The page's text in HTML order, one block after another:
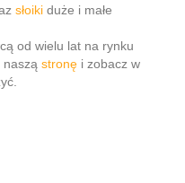
słoiki duże i małe
od wielu lat na rynku
naszą stronę i zobacz w